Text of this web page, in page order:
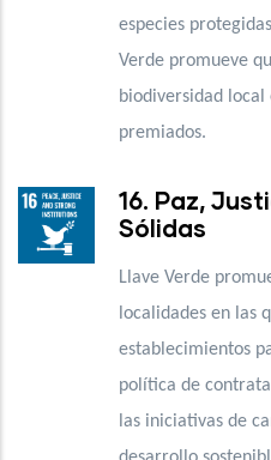
especies
Verde promueve
biodiversidad
premiados.
16. Paz,
Sólidas
Llave Verde
localidades en las
establecimientos
política de
las iniciativas de